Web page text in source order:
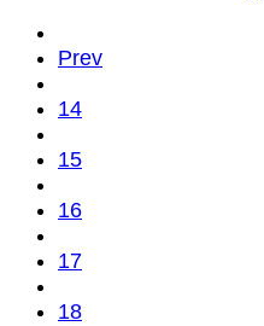
Prev
14
15
16
17
18